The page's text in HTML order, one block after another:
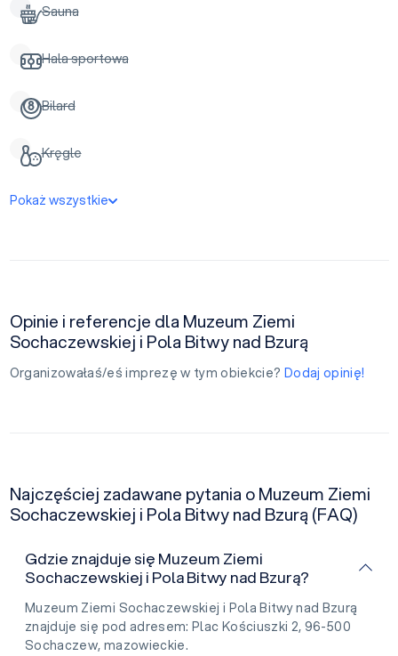
Sauna
Hala sportowa
Bilard
Kręgle
Pokaż wszystkie
Opinie i referencje dla Muzeum Ziemi
Sochaczewskiej i Pola Bitwy nad Bzurą
Organizowałaś/eś imprezę w tym obiekcie? Dodaj opinię!
Najczęściej zadawane pytania o Muzeum Ziemi
Sochaczewskiej i Pola Bitwy nad Bzurą (FAQ)
Gdzie znajduje się Muzeum Ziemi
Sochaczewskiej i Pola Bitwy nad Bzurą?
Muzeum Ziemi Sochaczewskiej i Pola Bitwy nad Bzurą
znajduje się pod adresem: Plac Kościuszki 2, 96-500
Sochaczew, mazowieckie.